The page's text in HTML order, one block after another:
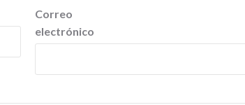
Correo
electrónico